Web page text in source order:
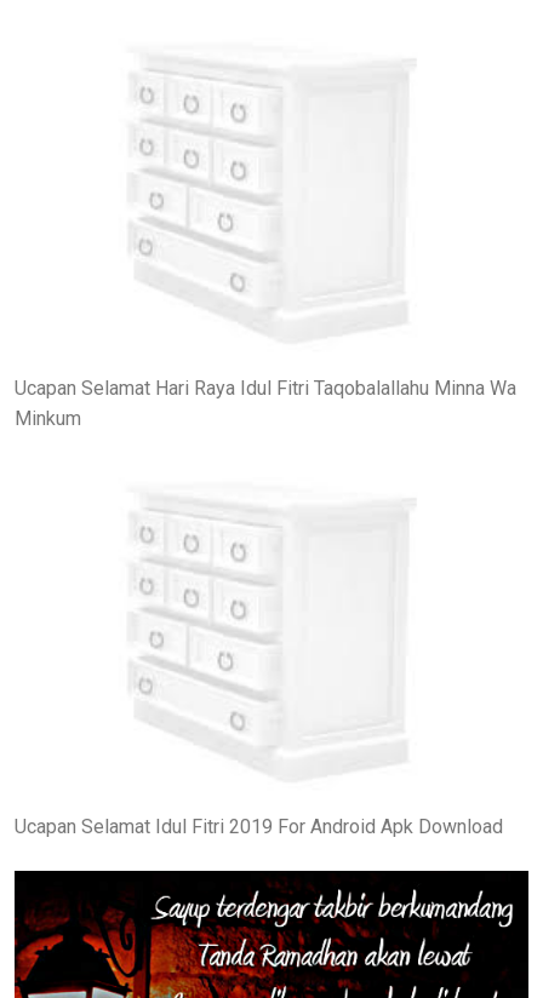
Ucapan Selamat Hari Raya Idul Fitri Taqobalallahu Minna Wa
Minkum
Ucapan Selamat Idul Fitri 2019 For Android Apk Download